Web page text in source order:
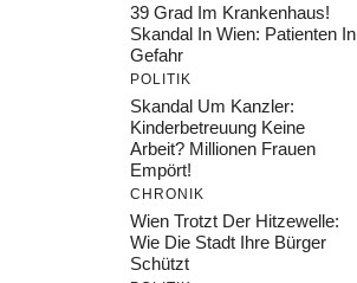
39 Grad Im Krankenhaus!
Skandal In Wien: Patienten In
Gefahr
POLITIK
Skandal Um Kanzler:
Kinderbetreuung Keine
Arbeit? Millionen Frauen
Empört!
CHRONIK
Wien Trotzt Der Hitzewelle:
Wie Die Stadt Ihre Bürger
Schützt